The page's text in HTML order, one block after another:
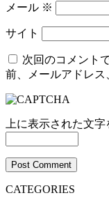
メール ※
サイト
次回のコメント
前、メールアドレス
上に表示された文
CATEGORIES